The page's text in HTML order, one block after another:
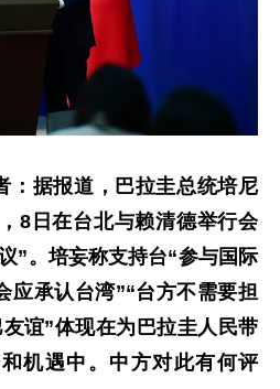
：据报道，巴拉圭总统培尼
8日在台北与赖清德举行会
”。培妄称支持台“参与国际
应承认台湾”“台方不需要担
友谊”体现在为巴拉圭人民带
机遇中。中方对此有何评